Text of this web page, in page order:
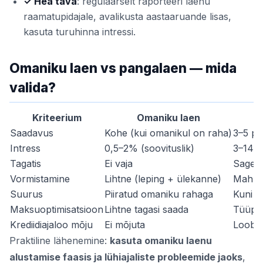
raamatupidajale, avalikusta aastaaruande lisas,
kasuta turuhinna intressi.
Omaniku laen vs pangalaen — mida
valida?
Kriteerium
Omaniku laen
Saadavus
Kohe (kui omanikul on raha) 3–5
Intress
0,5–2% (soovituslik)
Tagatis
Ei vaja
Vormistamine
Lihtne (leping + ülekanne)
Suurus
Piiratud omaniku rahaga
Kuni
Maksuoptimisatsioon Lihtne tagasi saada
Krediidiajaloo mõju
Ei mõjuta
Loob
Praktiline lähenemine: kasuta omaniku laenu
alustamise faasis ja lühiajaliste probleemide jaoks,